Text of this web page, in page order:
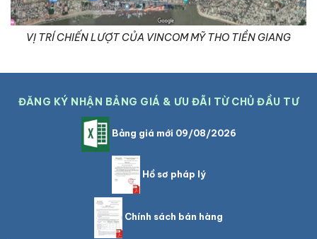
VỊ TRÍ CHIẾN LƯỢT CỦA VINCOM MỸ THO TIỀN GIANG
ĐĂNG KÝ NHẬN BẢNG GIÁ & ƯU ĐÃI TỪ CHỦ ĐẦU TƯ
Bảng giá mới 09/08/2026
Hồ sơ pháp lý
Chính sách bán hàng